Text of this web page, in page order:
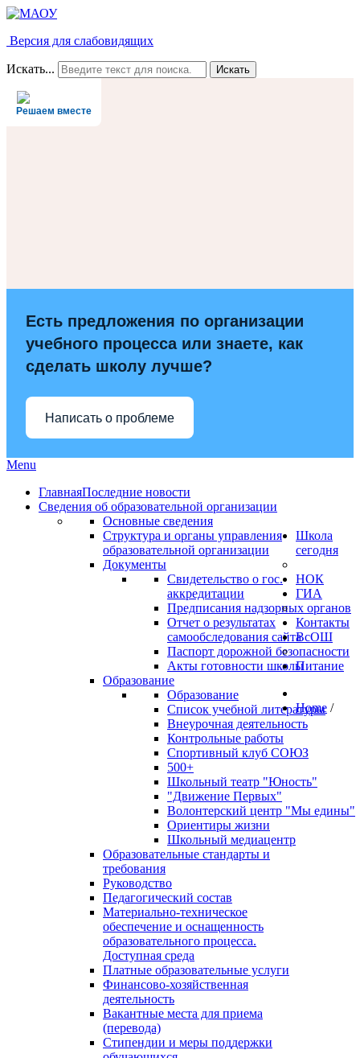
Версия для слабовидящих
Искать... Искать
Решаем вместе
Есть предложения по организации
учебного процесса или знаете, как
сделать школу лучше?
Написать о проблеме
Menu
ГлавнаяПоследние новости
Сведения об образовательной организации
Основные сведения
Структура и органы управления
образовательной организации
Документы
Свидетельство о гос.
аккредитации
Предписания надзорных органов
Отчет о результатах
самообследования сайта
Паспорт дорожной безопасности
Акты готовности школы
Образование
Образование
Список учебной литературы
Внеурочная деятельность
Контрольные работы
Спортивный клуб СОЮЗ
500+
Школьный театр "Юность"
"Движение Первых"
Волонтерский центр "Мы едины"
Ориентиры жизни
Школьный медиацентр
Образовательные стандарты и
требования
Руководство
Педагогический состав
Материально-техническое
обеспечение и оснащенность
образовательного процесса.
Доступная среда
Платные образовательные услуги
Финансово-хозяйственная
деятельность
Вакантные места для приема
(перевода)
Стипендии и меры поддержки
Школа
сегодня
НОК
ГИА
Контакты
ВсОШ
Питание
Home /